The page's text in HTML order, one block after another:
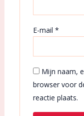
E-mail*
Mijn naam,
browser voor
reactie plaats.